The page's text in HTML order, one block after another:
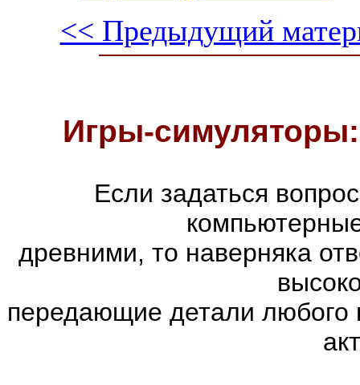
<< Предыдущий
Игры-
Если задаться
древними, то наверняка
передающие детали любого